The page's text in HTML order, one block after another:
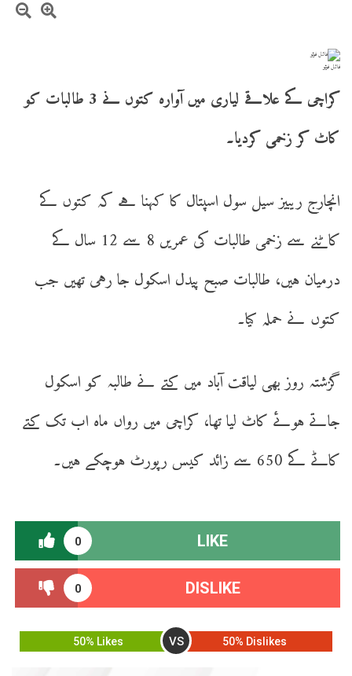
فائل فوٹو
کراچی کے علاقے لیاری میں آوارہ کتوں نے 3 طالبات کو
کاٹ کر زخمی کردیا۔
انچارج ریبیز سیل سول اسپتال کا کہنا ہے کہ کتوں کے
کاٹنے سے زخمی طالبات کی عمریں 8 سے 12 سال کے
درمیان ہیں، طالبات صبح پیدل اسکول جا رہی تھیں جب
کتوں نے حملہ کیا۔
گزشتہ روز بھی لیاقت آباد میں کتے نے طالبہ کو اسکول
جاتے ہوئے کاٹ لیا تھا، کراچی میں رواں ماہ اب تک کتے
کاٹے کے 650 سے زائد کیس رپورٹ ہوچکے ہیں۔
0 LIKE
0 DISLIKE
50% Likes VS 50% Dislikes